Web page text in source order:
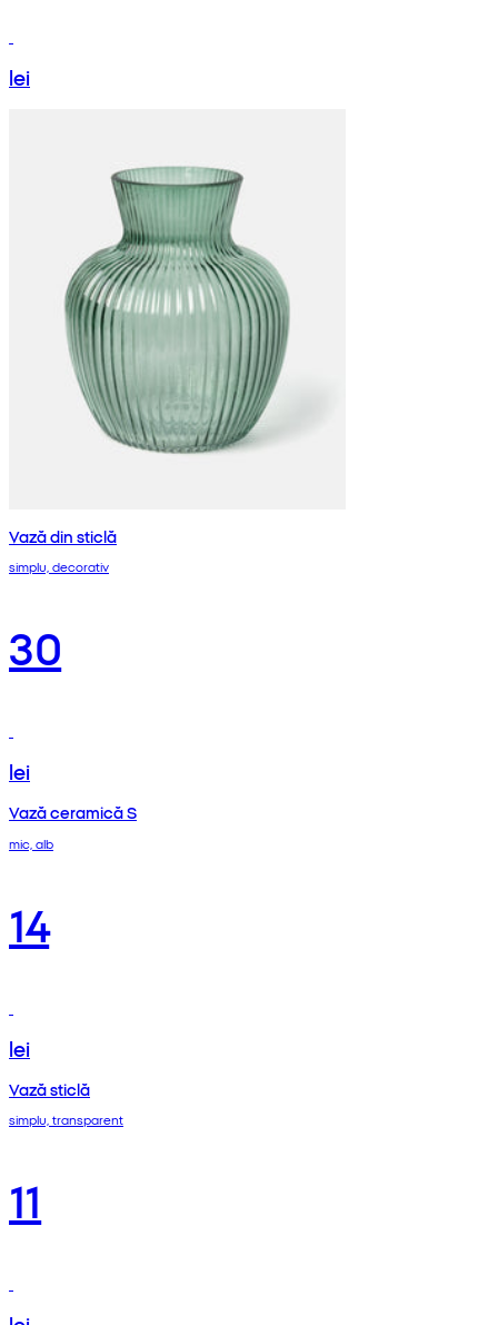
lei
Vază din sticlă
simplu, decorativ
30
lei
Vază ceramică S
mic, alb
14
lei
Vază sticlă
simplu, transparent
11